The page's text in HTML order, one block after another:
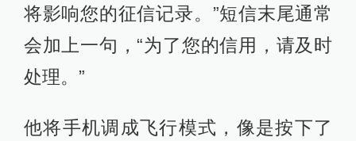
将影响您的征信记录。”短信末尾通常
会加上一句，“为了您的信用，请及时
处理。”
他将手机调成飞行模式，像是按下了